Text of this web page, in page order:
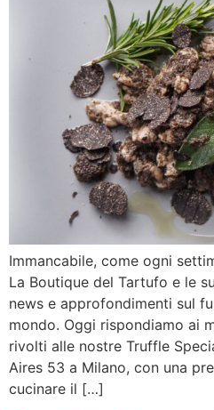
Immancabile, come ogni
La Boutique del Tartufo e le
news e approfondimenti sul
mondo. Oggi rispondiamo ai
rivolti alle nostre Truffle
Aires 53 a Milano, con una
cucinare il […]